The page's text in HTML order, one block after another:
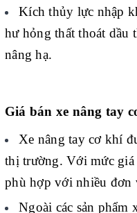
Kích thủy lực nhập
hư hỏng thất thoát dầu
nâng hạ.
Giá bán xe nâng tay
Xe nâng tay cơ khí
thị trường. Với mức
phù hợp với nhiều đơn
Ngoài các sản phẩm